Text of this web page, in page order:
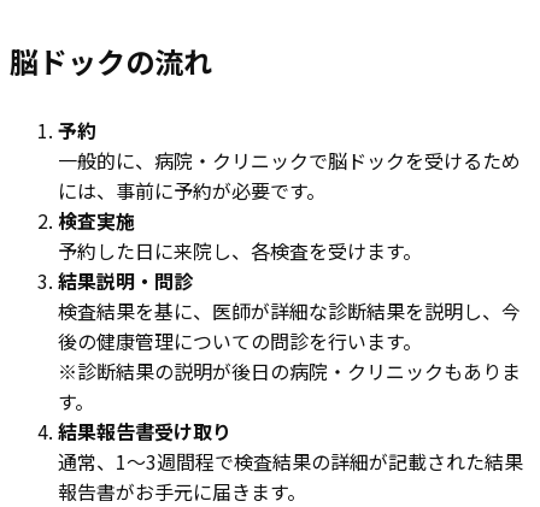
脳ドックの流れ
予約
一般的に、病院・クリニックで脳ドックを受けるため
には、事前に予約が必要です。
検査実施
予約した日に来院し、各検査を受けます。
結果説明・問診
検査結果を基に、医師が詳細な診断結果を説明し、今
後の健康管理についての問診を行います。
※診断結果の説明が後日の病院・クリニックもありま
す。
結果報告書受け取り
通常、1～3週間程で検査結果の詳細が記載された結果
報告書がお手元に届きます。